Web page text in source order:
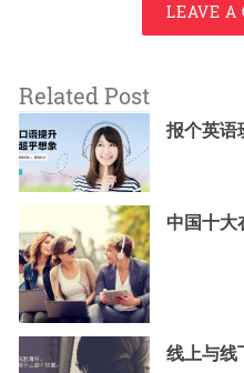
LEAVE A
Related Post
报个英语
中国十大
线上与线